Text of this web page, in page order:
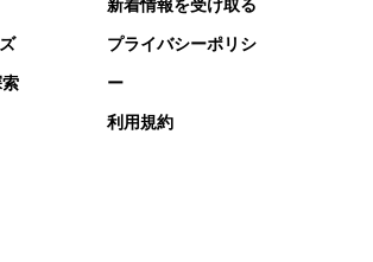
新着情報を受け取る
プライバシーポリシ
ー
利用規約